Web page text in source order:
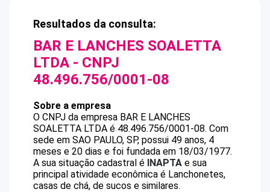
Resultados da consulta:
BAR E LANCHES SOALETTA
LTDA - CNPJ
48.496.756/0001-08
Sobre a empresa
O CNPJ da empresa BAR E LANCHES
SOALETTA LTDA é 48.496.756/0001-08. Com
sede em SAO PAULO, SP, possui 49 anos, 4
meses e 20 dias e foi fundada em 18/03/1977.
A sua situação cadastral é INAPTA e sua
principal atividade econômica é Lanchonetes,
casas de chá, de sucos e similares.